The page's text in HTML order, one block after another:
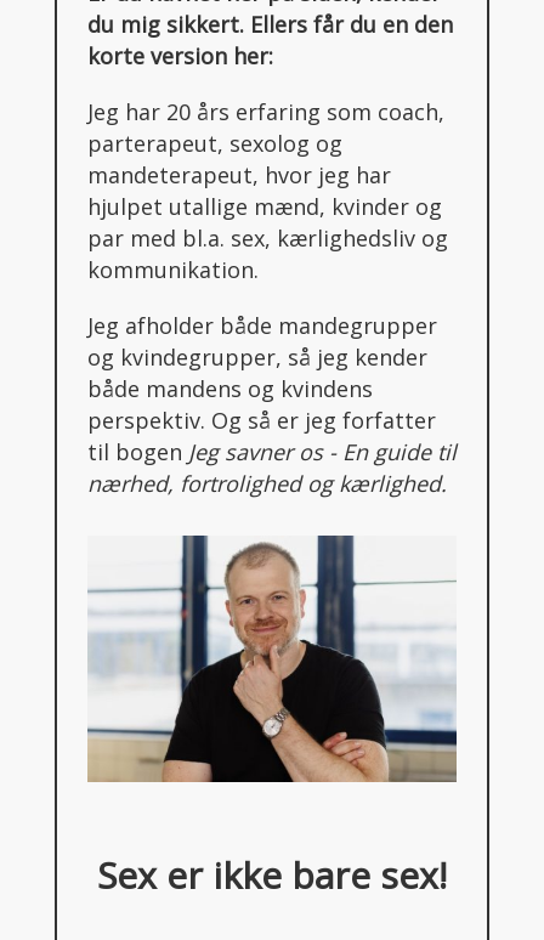
du mig sikkert. Ellers får du en den
korte version her:
Jeg har 20 års erfaring som coach,
parterapeut, sexolog og
mandeterapeut, hvor jeg har
hjulpet utallige mænd, kvinder og
par med bl.a. sex, kærlighedsliv og
kommunikation.
Jeg afholder både mandegrupper
og kvindegrupper, så jeg kender
både mandens og kvindens
perspektiv. Og så er jeg forfatter
til bogen Jeg savner os - En guide til
nærhed, fortrolighed og kærlighed.
Sex er ikke bare sex!